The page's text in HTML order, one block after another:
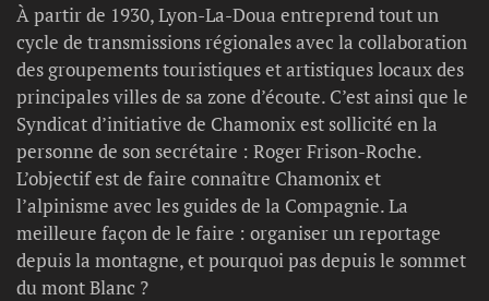
À partir de 1930, Lyon-La-Doua entreprend tout un
cycle de transmissions régionales avec la collaboration
des groupements touristiques et artistiques locaux des
principales villes de sa zone d’écoute. C’est ainsi que le
Syndicat d’initiative de Chamonix est sollicité en la
personne de son secrétaire : Roger Frison-Roche.
L’objectif est de faire connaître Chamonix et
l’alpinisme avec les guides de la Compagnie. La
meilleure façon de le faire : organiser un reportage
depuis la montagne, et pourquoi pas depuis le sommet
du mont Blanc ?